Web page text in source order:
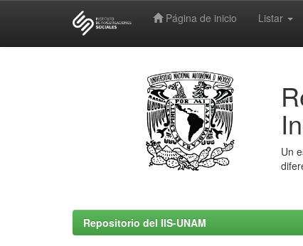
Página de inicio Listar
Un
Repositorio del IIS-UNAM